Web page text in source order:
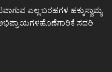
ಎಲ್ಲ ಬರಹಗಳ ಹಕ್ಕುಸ್ವಾಮ್ಯ
ಸದರಿ